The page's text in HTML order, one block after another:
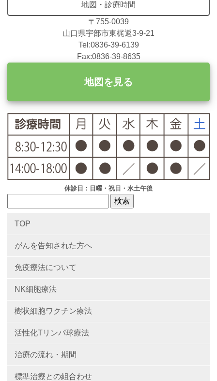
地図・診療時間
〒755-0039
山口県宇部市東梶返3-9-21
Tel:0836-39-6139
Fax:0836-39-8635
地図を見る
休診日：日曜・祝日・水土午後
TOP
がんを告知された方へ
免疫療法について
NK細胞療法
樹状細胞ワクチン療法
活性化Tリンパ球療法
治療の流れ・期間
標準治療との組合わせ